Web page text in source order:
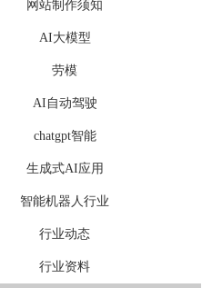
网站制作须知
AI大模型
劳模
AI自动驾驶
chatgpt智能
生成式AI应用
智能机器人行业
行业动态
行业资料